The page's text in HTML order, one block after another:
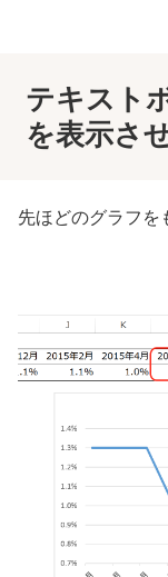
テキスト
を表示さ
先ほどのグラフを